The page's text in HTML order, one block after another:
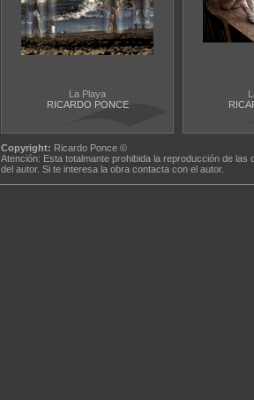
La Playa
RICARDO PONCE
Copyright: Ricardo Ponce ©
Atención: Esta totalmante prohibida la reproducción de
del autor. Si te interesa la obra contacta con el autor.